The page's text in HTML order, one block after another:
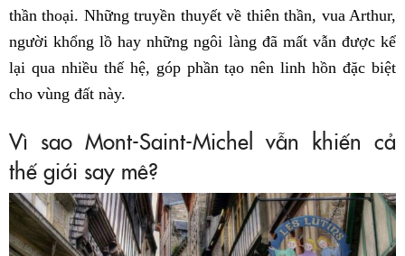
thần thoại. Những truyền thuyết về thiên thần, vua Arthur,
người khổng lồ hay những ngôi làng đã mất vẫn được kể
lại qua nhiều thế hệ, góp phần tạo nên linh hồn đặc biệt
cho vùng đất này.
Vì sao Mont-Saint-Michel vẫn khiến cả
thế giới say mê?